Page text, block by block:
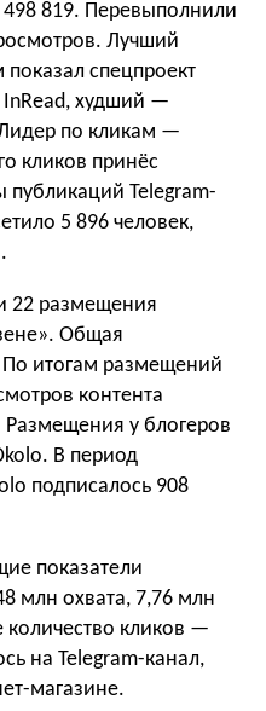
819. Перевыполнили
Лучший
спецпроект
худший —
по кликам —
кликов принёс
публикаций Telegram-
5 896 человек,
22 размещения
Общая
итогам размещений
контента
у блогеров
В период
подписалось 908
показатели
млн охвата, 7,76 млн
кликов —
на Telegram-канал,
магазине.